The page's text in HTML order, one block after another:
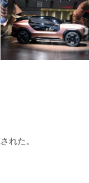
れた。